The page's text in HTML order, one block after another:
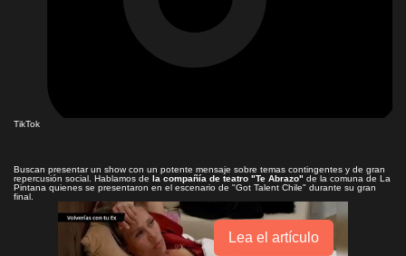
TikTok
Buscan presentar un show con un potente mensaje sobre temas contingentes y de gran
repercusión social. Hablamos de la compañía de teatro "Te Abrazo" de la comuna de La
Pintana quienes se presentaron en el escenario de "Got Talent Chile" durante su gran
final.
Lea el artículo